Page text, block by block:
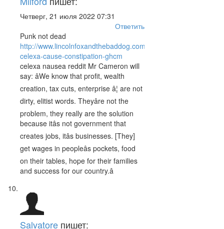
Четверг, 21 июля 2022 07:31
Ответить
Punk not dead
http://www.lincolnfoxandthebaddog.com/does-
celexa-cause-constipation-ghcm
celexa nausea reddit Mr Cameron will
say: âWe know that profit, wealth
creation, tax cuts, enterprise â¦ are not
dirty, elitist words. Theyâre not the
problem, they really are the solution
because itâs not government that
creates jobs, itâs businesses. [They]
get wages in peopleâs pockets, food
on their tables, hope for their families
and success for our country.â
Salvatore пишет: